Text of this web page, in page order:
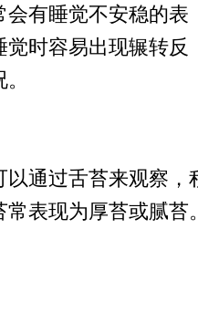
有睡觉不安稳的表
时容易出现辗转反
以通过舌苔来观察，
表现为厚苔或腻苔